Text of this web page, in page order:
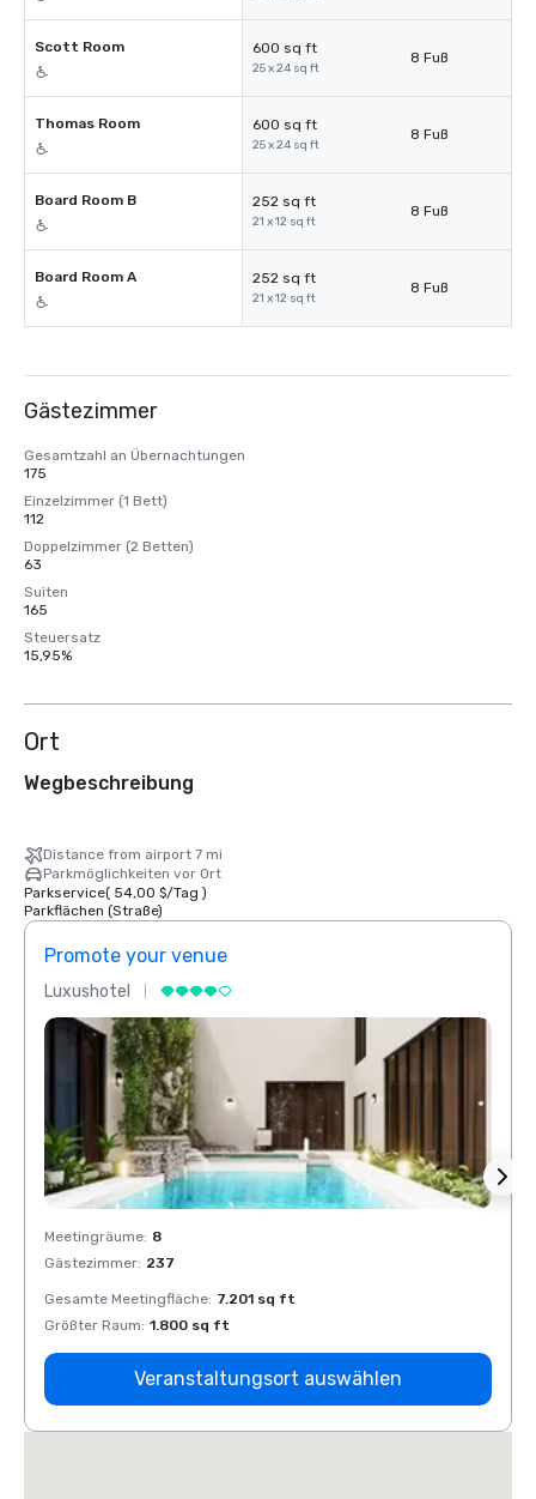
Scott Room 600 sq ft
25 x 24 sq ft
8 Fuß
Thomas Room 600 sq ft
25 x 24 sq ft
8 Fuß
Board Room B 252 sq ft
21 x 12 sq ft
8 Fuß
Board Room A 252 sq ft
21 x 12 sq ft
8 Fuß
Gästezimmer
Gesamtzahl an Übernachtungen
175
Einzelzimmer (1 Bett)
112
Doppelzimmer (2 Betten)
63
Suiten
165
Steuersatz
15,95%
Ort
Wegbeschreibung
Distance from airport 7 mi
Parkmöglichkeiten vor Ort
Parkservice( 54,00 $/Tag )
Parkflächen (Straße)
Promote your venue
Luxushotel
Meetingräume: 8
Gästezimmer: 237
Gesamte Meetingfläche: 7.201 sq ft
Größter Raum: 1.800 sq ft
Veranstaltungsort auswählen